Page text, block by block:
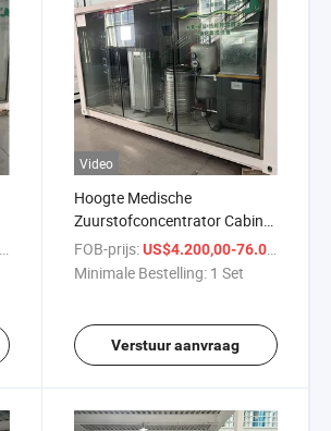
Video
Hoogte Medische
Zuurstofconcentrator Cabine
Druk Swing Adsorptie
Zuurstofproductiesysteem
FOB-prijs: US$4.200,00-76.000,00
Minimale Bestelling: 1 Set
Verstuur aanvraag